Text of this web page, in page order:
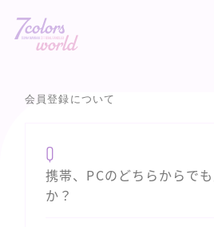
会員登録について
Q
携帯、PCのどちらからで
か？